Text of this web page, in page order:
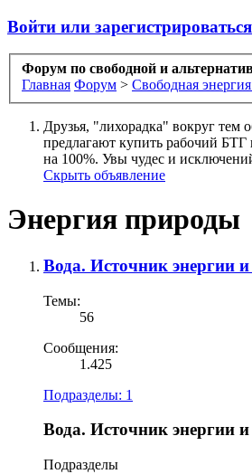
Войти или зарегистрироваться
Форум по свободной и
Главная Форум > Свободная
Друзья, "лихорадка" вокруг тем
предлагают купить рабочий БТГ
на 100%. Увы чудес и
Скрыть объявление
Энергия природы
Вода. Источник энергии
Темы:
56
Сообщения:
1.425
Подразделы: 1
Вода. Источник энергии
Подразделы